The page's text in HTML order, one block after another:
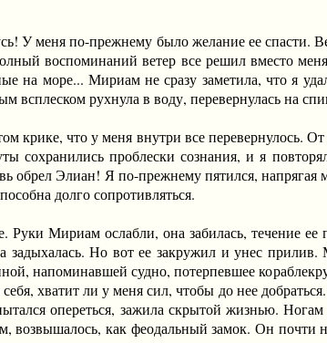
У меня по-прежнему было желание ее спасти.
воспоминаний ветер все решил вместо
на море... Мириам не сразу заметила, что я
всплеском рухнула в воду, перевернулась на
крике, что у меня внутри все перевернулось.
сохранились проблески сознания, и я
обрел Элиан! Я по-прежнему пятился,
долго сопротивляться.
Мириам ослабли, она забилась, течение ее
задыхалась. Но вот ее закружил и унес
напоминавшей судно, потерпевшее
хватит ли у меня сил, чтобы до нее
опереться, зажила скрытой жизнью.
возвышалось, как феодальный замок. Он